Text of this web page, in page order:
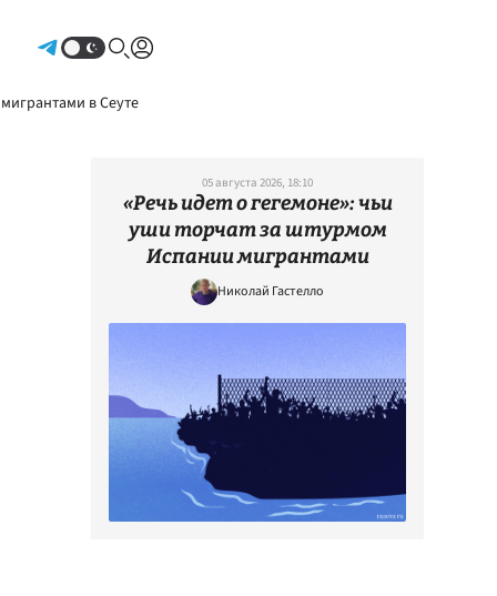
в Сеуте
05 августа 2026, 18:10
«Речь идет о гегемоне»: чьи
уши торчат за штурмом
Испании мигрантами
Николай Гастелло